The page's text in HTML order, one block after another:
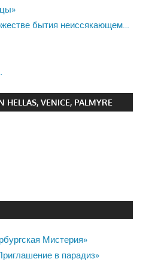
бытия неиссякающем…
HELLAS, VENICE, PALMYRE
Мистерия»
в парадиз»